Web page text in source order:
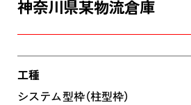
神奈川県某物流倉庫
工種
システム型枠（柱型枠）